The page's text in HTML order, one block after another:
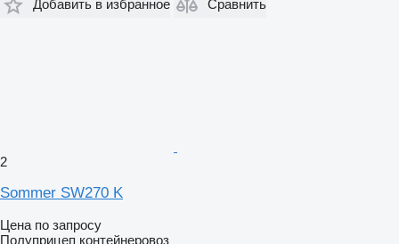
Добавить в избранное
Сравнить
2
Sommer SW270 K
Цена по запросу
Полуприцеп контейнеровоз